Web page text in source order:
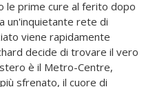
le prime cure al ferito dopo
un'inquietante rete di
viene rapidamente
decide di trovare il vero
è il Metro-Centre,
sfrenato, il cuore di